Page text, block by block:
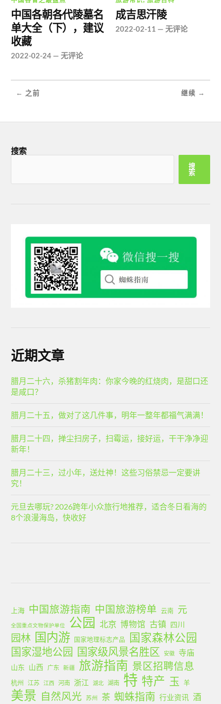
中国各朝各代陵墓名
单大全（下），建议
收藏
2022-02-24 —无评论
成吉思汗陵
2022-02-11 —无评论
← 之前 继续 →
搜索
搜
索
近期文章
腊月二十六，杀猪割年肉：你家今晚的红烧肉，是甜口还
是咸口？
腊月二十五，做对了这几件事，明年一整年都福气满满！
腊月二十四，掸尘扫房子，扫霉运，接好运，干干净净迎
新年！
腊月二十三，过小年，送灶神！这些习俗禁忌一定要讲
究！
元旦去哪玩? 2026跨年小众旅行地推荐，适合冬日看海的
8个浪漫海岛，快收好
上海 中国旅游指南 中国旅游榜单 云南 元
全国重点文物保护单位 公园 北京 博物馆 古镇 四川
园林 国内游 国家地理标志产品 国家森林公园
国家湿地公园 国家级风景名胜区 安徽 寺庙
山东 山西 广东 新疆 旅游指南 景区招聘信息
杭州 江苏 江西 河南 浙江 湖北 湖南 特 特产 玉 羊
美景 自然风光 苏州 茶 蜘蛛指南 行业资讯 酒